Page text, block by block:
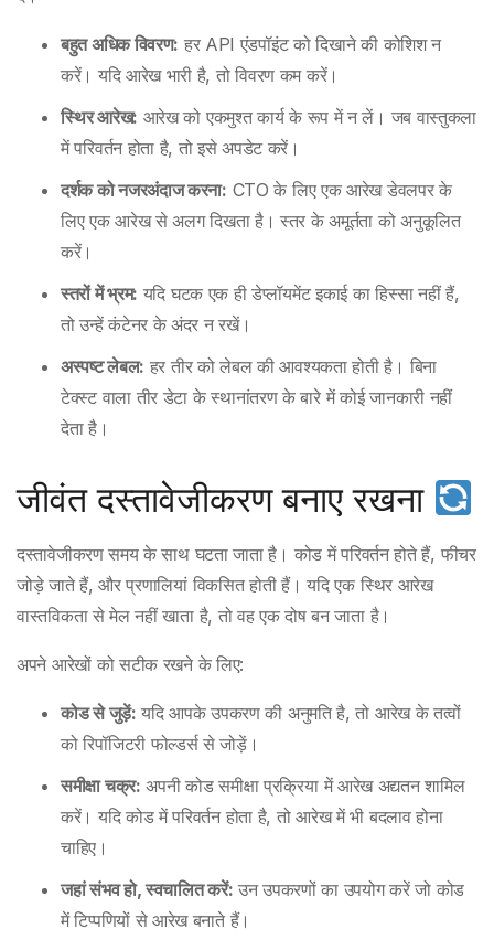
बहुत अधिक विवरण: हर API एंडपॉइंट को दिखाने की कोशिश न
करें। यदि आरेख भारी है, तो विवरण कम करें।
स्थिर आरेख: आरेख को एकमुश्त कार्य के रूप में न लें। जब वास्तुकला
में परिवर्तन होता है, तो इसे अपडेट करें।
दर्शक को नजरअंदाज करना: CTO के लिए एक आरेख डेवलपर के
लिए एक आरेख से अलग दिखता है। स्तर के अमूर्तता को अनुकूलित
करें।
स्तरों में भ्रम: यदि घटक एक ही डेप्लॉयमेंट इकाई का हिस्सा नहीं हैं,
तो उन्हें कंटेनर के अंदर न रखें।
अस्पष्ट लेबल: हर तीर को लेबल की आवश्यकता होती है। बिना
टेक्स्ट वाला तीर डेटा के स्थानांतरण के बारे में कोई जानकारी नहीं
देता है।
जीवंत दस्तावेजीकरण बनाए रखना
दस्तावेजीकरण समय के साथ घटता जाता है। कोड में परिवर्तन होते हैं, फीचर
जोड़े जाते हैं, और प्रणालियां विकसित होती हैं। यदि एक स्थिर आरेख
वास्तविकता से मेल नहीं खाता है, तो वह एक दोष बन जाता है।
अपने आरेखों को सटीक रखने के लिए:
कोड से जुड़ें: यदि आपके उपकरण की अनुमति है, तो आरेख के तत्वों
को रिपॉजिटरी फोल्डर्स से जोड़ें।
समीक्षा चक्र: अपनी कोड समीक्षा प्रक्रिया में आरेख अद्यतन शामिल
करें। यदि कोड में परिवर्तन होता है, तो आरेख में भी बदलाव होना
चाहिए।
जहां संभव हो, स्वचालित करें: उन उपकरणों का उपयोग करें जो कोड
में टिप्पणियों से आरेख बनाते हैं।